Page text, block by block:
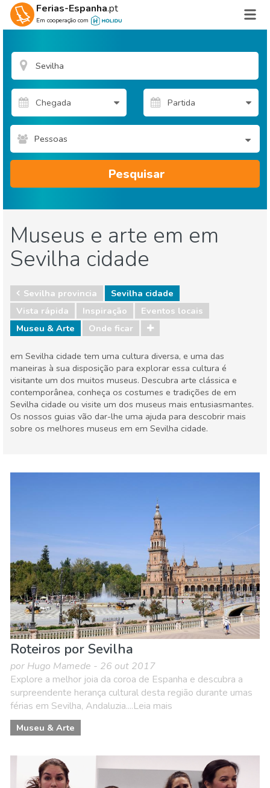
Ferias-Espanha.pt
Em cooperação com
Pessoas
Pesquisar
Museus e arte em em
Sevilha cidade
Sevilha provincia
Sevilha cidade
Vista rápida
Inspiração
Eventos locais
Museu & Arte
Onde ficar
em Sevilha cidade tem uma cultura diversa, e uma das
maneiras à sua disposição para explorar essa cultura é
visitante um dos muitos museus. Descubra arte clássica e
contemporânea, conheça os costumes e tradições de em
Sevilha cidade ou visite um dos museus mais entusiasmantes.
Os nossos guias vão dar-lhe uma ajuda para descobrir mais
sobre os melhores museus em em Sevilha cidade.
Roteiros por Sevilha
por Hugo Mamede - 26 out 2017
Explore a melhor joia da coroa de Espanha e descubra a
surpreendente herança cultural desta região durante umas
férias em Sevilha, Andaluzia....Leia mais
Museu & Arte